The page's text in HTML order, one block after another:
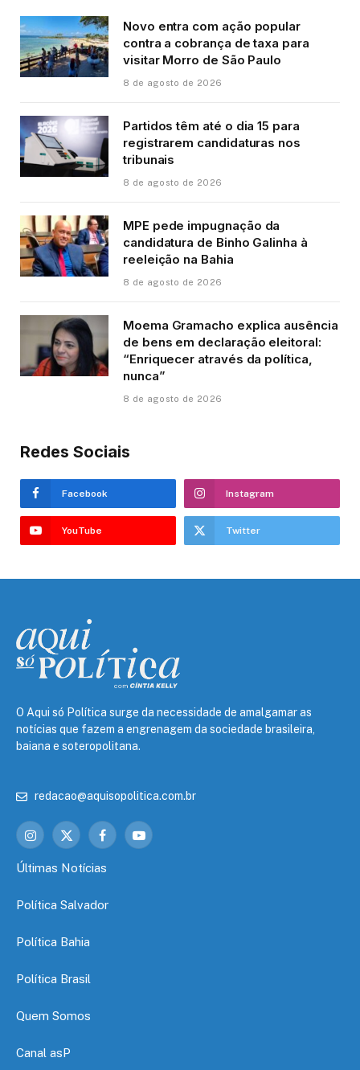
Novo entra com ação popular
contra a cobrança de taxa para
visitar Morro de São Paulo
8 de agosto de 2026
Partidos têm até o dia 15 para
registrarem candidaturas nos
tribunais
8 de agosto de 2026
MPE pede impugnação da
candidatura de Binho Galinha à
reeleição na Bahia
8 de agosto de 2026
Moema Gramacho explica ausência
de bens em declaração eleitoral:
“Enriquecer através da política,
nunca”
8 de agosto de 2026
Redes Sociais
Facebook Instagram
YouTube Twitter
O Aqui só Política surge da necessidade de amalgamar as
notícias que fazem a engrenagem da sociedade brasileira,
baiana e soteropolitana.
redacao@aquisopolitica.com.br
Instagram
X
FacebookYouTube
Últimas Notícias
Política Salvador
Política Bahia
Política Brasil
Quem Somos
Canal asP